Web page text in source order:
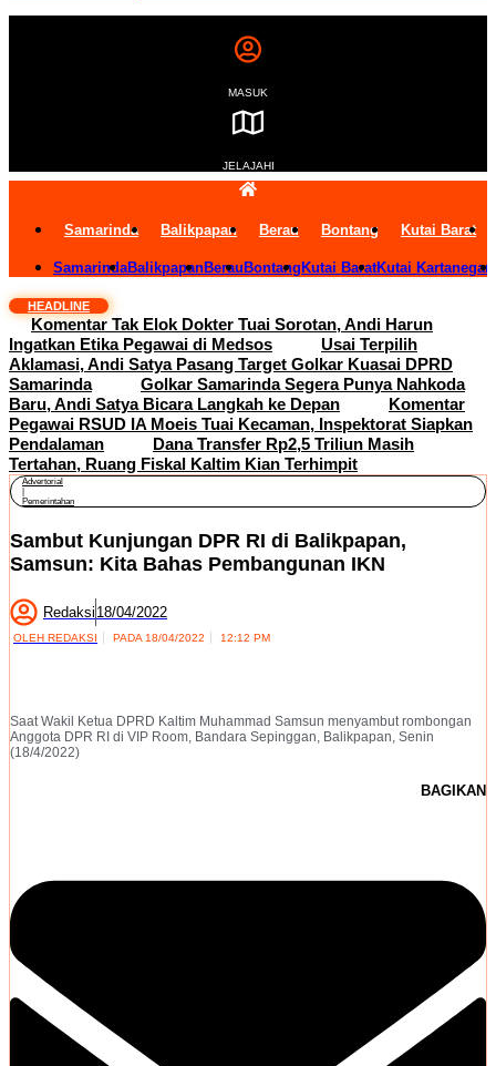
MASUK
JELAJAHI
Samarinda Balikpapan Berau Bontang Kutai Barat
SamarindaBalikpapanBerau Bontang Kutai BaratKutai
HEADLINE
Komentar Tak Elok Dokter Tuai Sorotan, Andi Harun
Ingatkan Etika Pegawai di Medsos
Usai Terpilih
Aklamasi, Andi Satya Pasang Target Golkar Kuasai DPRD
Samarinda
Golkar Samarinda Segera Punya Nahkoda
Baru, Andi Satya Bicara Langkah ke Depan
Komentar
Pegawai RSUD IA Moeis Tuai Kecaman, Inspektorat Siapkan
Pendalaman
Dana Transfer Rp2,5 Triliun Masih
Tertahan, Ruang Fiskal Kaltim Kian Terhimpit
Advertorial
Pemerintahan
Sambut Kunjungan DPR RI di Balikpapan,
Samsun: Kita Bahas Pembangunan IKN
Redaksi 18/04/2022
OLEH REDAKSI PADA 18/04/2022 12:12 PM
Saat Wakil Ketua DPRD Kaltim Muhammad Samsun menyambut rombongan
Anggota DPR RI di VIP Room, Bandara Sepinggan, Balikpapan, Senin
(18/4/2022)
BAGIKAN